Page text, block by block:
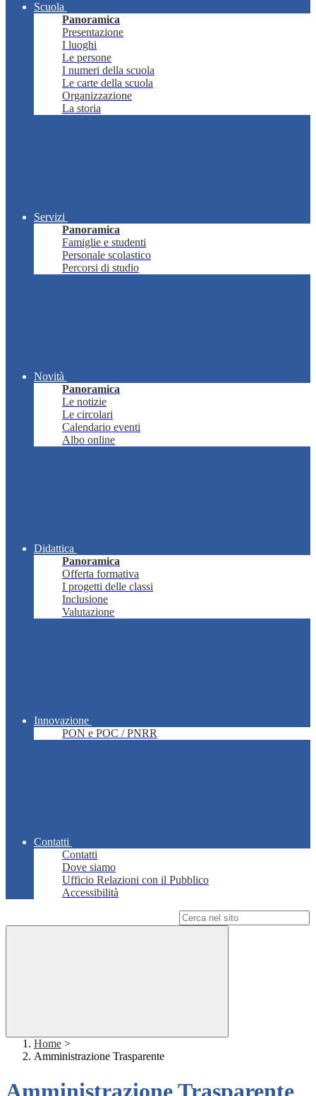
Scuola
Panoramica
Presentazione
I luoghi
Le persone
I numeri della scuola
Le carte della scuola
Organizzazione
La storia
Servizi
Panoramica
Famiglie e studenti
Personale scolastico
Percorsi di studio
Novità
Panoramica
Le notizie
Le circolari
Calendario eventi
Albo online
Didattica
Panoramica
Offerta formativa
I progetti delle classi
Inclusione
Valutazione
Innovazione
PON e POC / PNRR
Contatti
Contatti
Dove siamo
Ufficio Relazioni con il Pubblico
Accessibilità
Home >
Amministrazione Trasparente
Amministrazione Trasparente